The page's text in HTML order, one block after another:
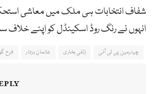
شفاف انتخابات ہی ملک میں معاشی
انہوں نے رنگ روڈ اسکینڈل کو اپنے خلاف
چیئرمین پی ٹی آئی زلفی بخاری عثمان بزدار فرح